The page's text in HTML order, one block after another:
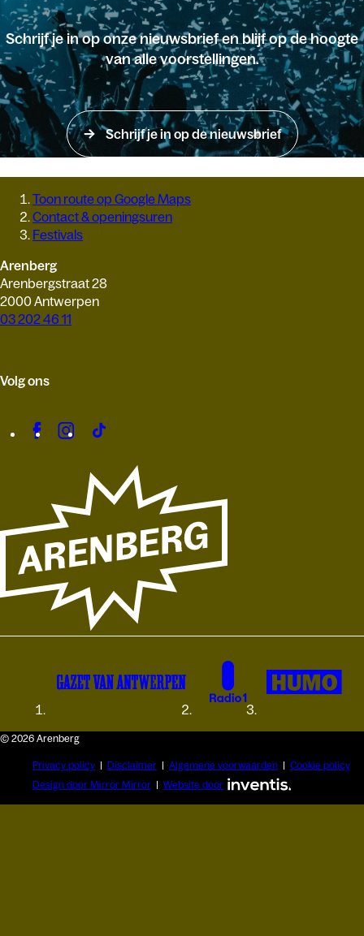
Schrijf je in op onze nieuwsbrief en blijf op de hoogte
van alle voorstellingen.
Schrijf je in op de nieuwsbrief
Toon route op Google Maps
Contact & openingsuren
Festivals
Arenberg
Arenbergstraat 28
2000 Antwerpen
03 202 46 11
Volg ons
© 2026 Arenberg
Privacy policy Disclaimer Algemene voorwaarden
Cookie policy
Design door Mirror Mirror
Website door